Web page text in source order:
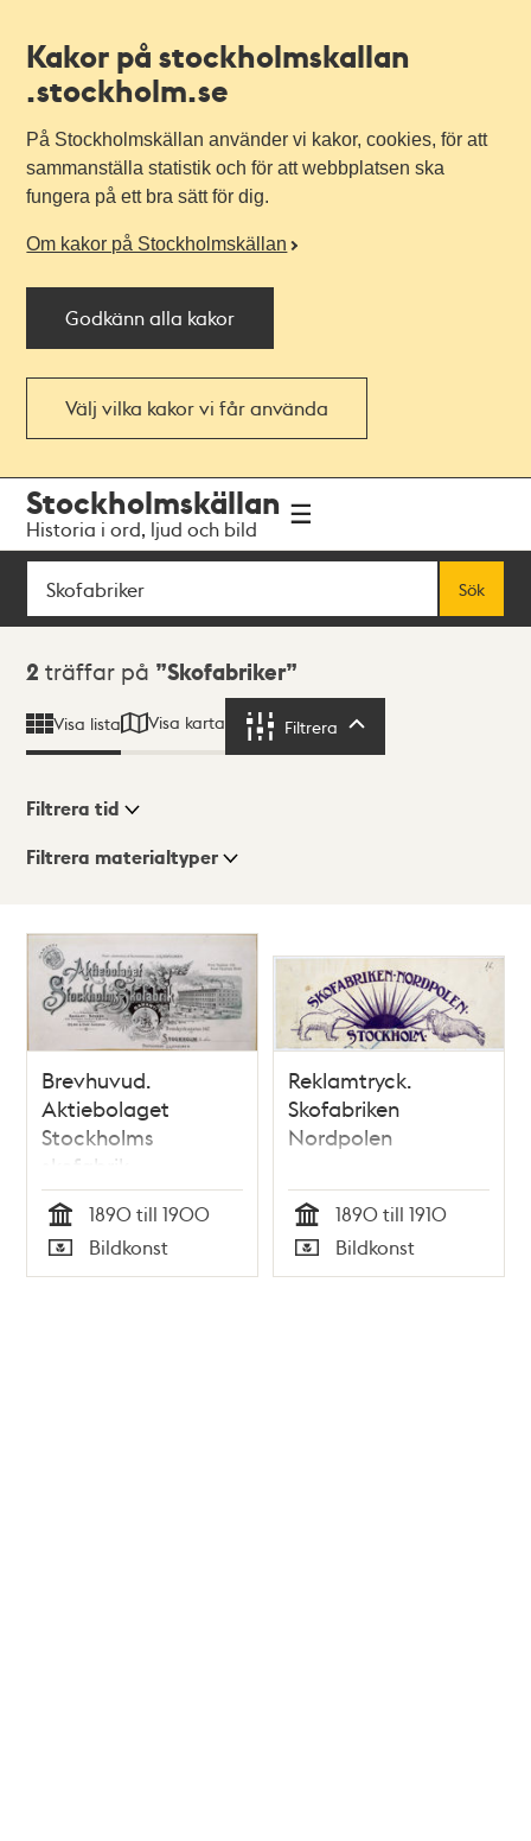
Kakor på stockholmskallan
.stockholm.se
På Stockholmskällan använder vi kakor, cookies, för att
sammanställa statistik och för att webbplatsen ska
fungera på ett bra sätt för dig.
Om kakor på Stockholmskällan
Godkänn alla kakor
Välj vilka kakor vi får använda
navigationen
huvudinnehållet
Stockholmskällan
Historia i ord, ljud och bild
Sök
Sök
Sökresultat
2 träffar på Skofabriker
Visa lista Visa karta Filtrera
Visningsläge
ListaKarta
Filtrera tid
Filtrera materialtyper
träffar
Brevhuvud.
Aktiebolaget
Stockholms
skofabrik
Tid
1890 till 1900
Typ
Bildkonst
Reklamtryck.
Skofabriken
Nordpolen
Tid
1890 till 1910
Typ
Bildkonst